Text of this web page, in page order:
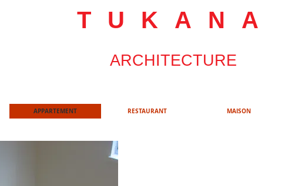
TUKANA
ARCHITECTURE
APPARTEMENT RESTAURANT MAISON